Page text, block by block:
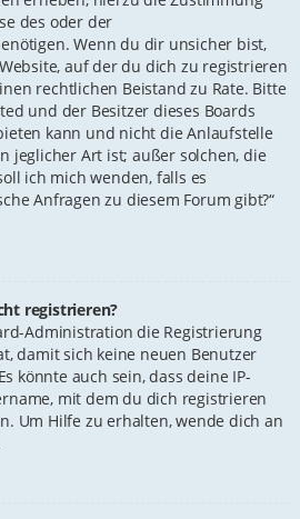
des oder der
Wenn du dir unsicher bist,
auf der du dich zu registrieren
rechtlichen Beistand zu Rate. Bitte
und der Besitzer dieses Boards
kann und nicht die Anlaufstelle
jeglicher Art ist; außer solchen, die
ich mich wenden, falls es
Anfragen zu diesem Forum gibt?“
registrieren?
Administration die Registrierung
damit sich keine neuen Benutzer
könnte auch sein, dass deine IP-
mit dem du dich registrieren
Um Hilfe zu erhalten, wende dich an